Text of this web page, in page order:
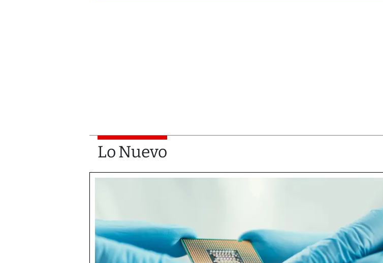
Lo Nuevo